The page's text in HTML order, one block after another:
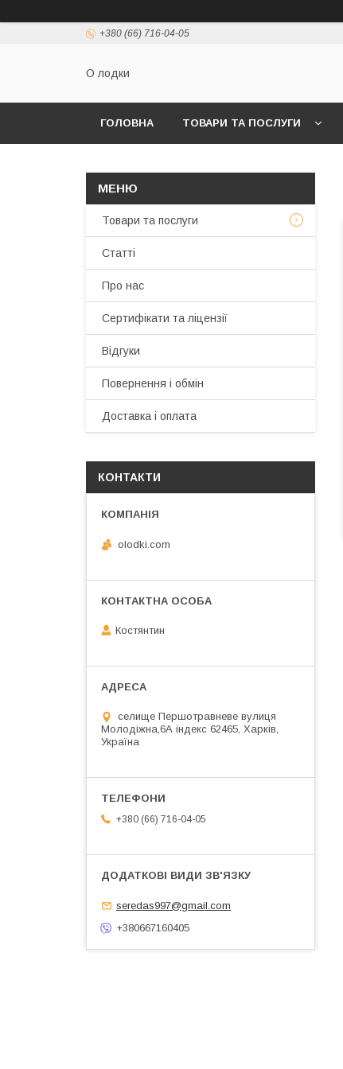
+380 (66) 716-04-05
О лодки
ГОЛОВНА ТОВАРИ ТА ПОСЛУГИ
Товари та послуги
Статті
Про нас
Сертифікати та ліцензії
Відгуки
Повернення і обмін
Доставка і оплата
КОНТАКТИ
olodki.com
Костянтин
cелище Першотравневе вулиця
Молодіжна,6А індекс 62465, Харків,
Україна
+380 (66) 716-04-05
seredas997@gmail.com
+380667160405